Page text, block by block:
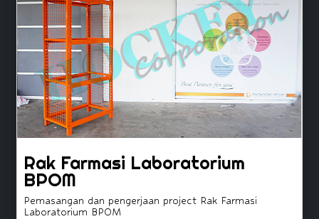
Rak Farmasi Laboratorium
BPOM
Pemasangan dan pengerjaan project Rak Farmasi
Laboratorium BPOM